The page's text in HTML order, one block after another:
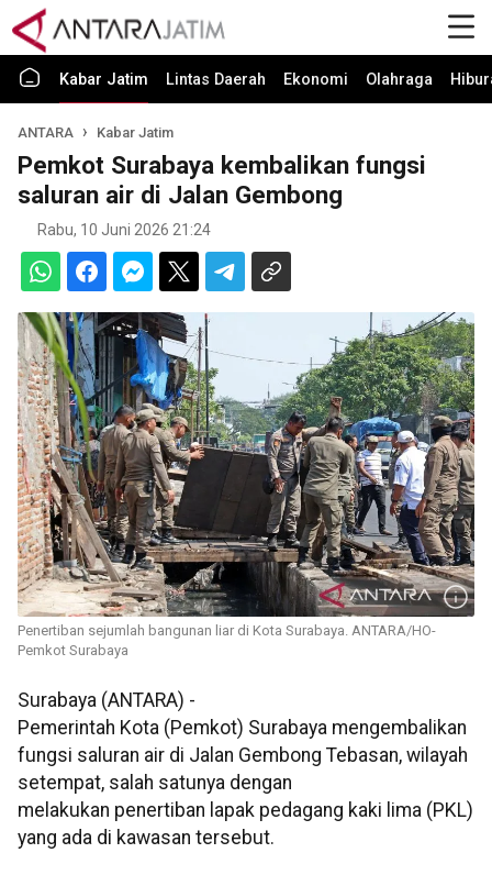
Kabar Jatim Lintas Daerah Ekonomi Olahraga
ANTARA Kabar Jatim
Pemkot Surabaya kembalikan fungsi
saluran air di Jalan Gembong
Rabu, 10 Juni 2026 21:24
Penertiban sejumlah bangunan liar di Kota Surabaya. ANTARA/HO-
Pemkot Surabaya
Surabaya (ANTARA) -
Pemerintah Kota (Pemkot) Surabaya mengembalikan
fungsi saluran air di Jalan Gembong Tebasan, wilayah
setempat, salah satunya dengan
melakukan penertiban lapak pedagang kaki lima (PKL)
yang ada di kawasan tersebut.